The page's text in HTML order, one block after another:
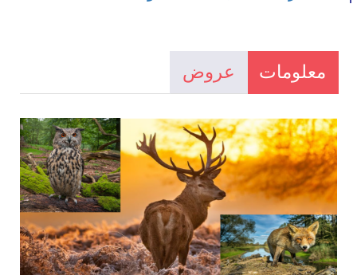
معلومات عروض